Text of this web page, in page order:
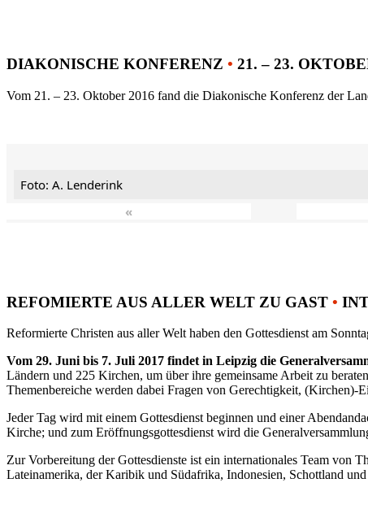
DIAKONISCHE KONFERENZ • 21. – 23.
Vom 21. – 23. Oktober 2016 fand die Diakonische Konferenz der
Foto: A. Lenderink
«
REFOMIERTE AUS ALLER WELT ZU GAST •
Reformierte Christen aus aller Welt haben den Gottesdienst am
Vom 29. Juni bis 7. Juli 2017 findet in Leipzig die
Ländern und 225 Kirchen, um über ihre gemeinsame Arbeit zu
Themenbereiche werden dabei Fragen von Gerechtigkeit, (Kirchen)-
Jeder Tag wird mit einem Gottesdienst beginnen und einer
Kirche; und zum Eröffnungsgottesdienst wird die
Zur Vorbereitung der Gottesdienste ist ein internationales Team von
Lateinamerika, der Karibik und Südafrika, Indonesien, Schottland